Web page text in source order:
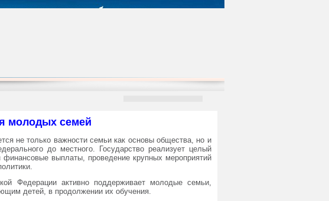
молодых семей
не только важности семьи как основы общества, но и
до местного. Государство реализует целый
выплаты, проведение крупных мероприятий
Федерации активно поддерживает молодые семьи,
детей, в продолжении их обучения.